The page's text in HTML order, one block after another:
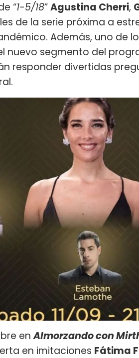
“1-5/18”Agustina Cherri,
de la serie próxima a
Además, uno de
nuevo segmento del
responder divertidas
enAlmorzando con
en imitaciones Fátima